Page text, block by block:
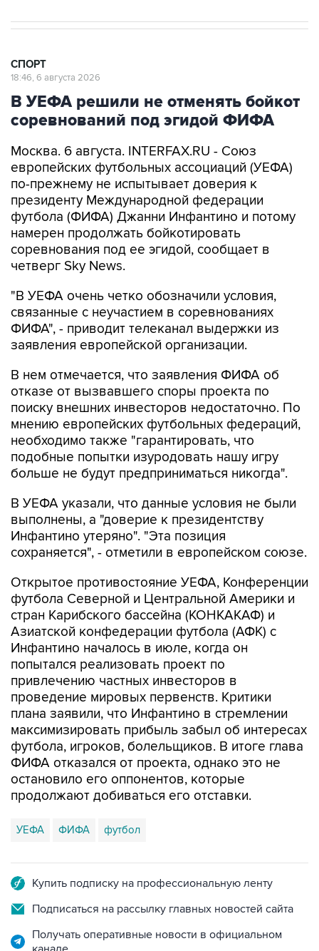
СПОРТ
18:46, 6 августа 2026
В УЕФА решили не отменять бойкот
соревнований под эгидой ФИФА
Москва. 6 августа. INTERFAX.RU - Союз
европейских футбольных ассоциаций (УЕФА)
по-прежнему не испытывает доверия к
президенту Международной федерации
футбола (ФИФА) Джанни Инфантино и потому
намерен продолжать бойкотировать
соревнования под ее эгидой, сообщает в
четверг Sky News.
"В УЕФА очень четко обозначили условия,
связанные с неучастием в соревнованиях
ФИФА", - приводит телеканал выдержки из
заявления европейской организации.
В нем отмечается, что заявления ФИФА об
отказе от вызвавшего споры проекта по
поиску внешних инвесторов недостаточно. По
мнению европейских футбольных федераций,
необходимо также "гарантировать, что
подобные попытки изуродовать нашу игру
больше не будут предприниматься никогда".
В УЕФА указали, что данные условия не были
выполнены, а "доверие к президентству
Инфантино утеряно". "Эта позиция
сохраняется", - отметили в европейском союзе.
Открытое противостояние УЕФА, Конференции
футбола Северной и Центральной Америки и
стран Карибского бассейна (КОНКАКАФ) и
Азиатской конфедерации футбола (АФК) с
Инфантино началось в июле, когда он
попытался реализовать проект по
привлечению частных инвесторов в
проведение мировых первенств. Критики
плана заявили, что Инфантино в стремлении
максимизировать прибыль забыл об интересах
футбола, игроков, болельщиков. В итоге глава
ФИФА отказался от проекта, однако это не
остановило его оппонентов, которые
продолжают добиваться его отставки.
УЕФА ФИФА футбол
Купить подписку на профессиональную ленту
Подписаться на рассылку главных новостей сайта
Получать оперативные новости в официальном